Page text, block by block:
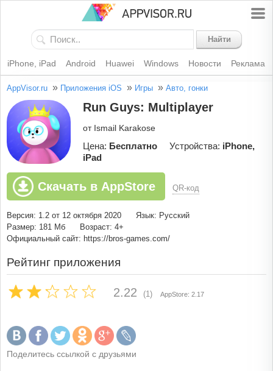
Найти
iPhone, iPad Android Huawei Windows Новости Реклама
AppVisor.ru » Приложения iOS » Игры » Авто, гонки
Run Guys: Multiplayer
от Ismail Karakose
Цена: Бесплатно Устройства: iPhone,
iPad
Скачать в AppStore QR-код
Версия: 1.2 от 12 октября 2020
Язык: Русский
Размер: 181 Мб
Возраст: 4+
Официальный сайт: https://bros-games.com/
Рейтинг приложения
2.22 (1) AppStore: 2.17
Поделитесь ссылкой с друзьями